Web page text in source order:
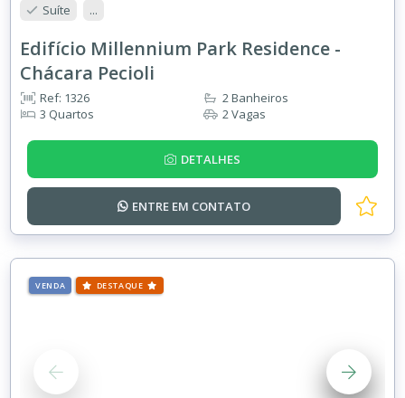
Suíte ...
Edifício Millennium Park Residence -
Chácara Pecioli
Ref: 1326
3 Quartos
2 Banheiros
2 Vagas
DETALHES
ENTRE EM CONTATO
VENDA DESTAQUE